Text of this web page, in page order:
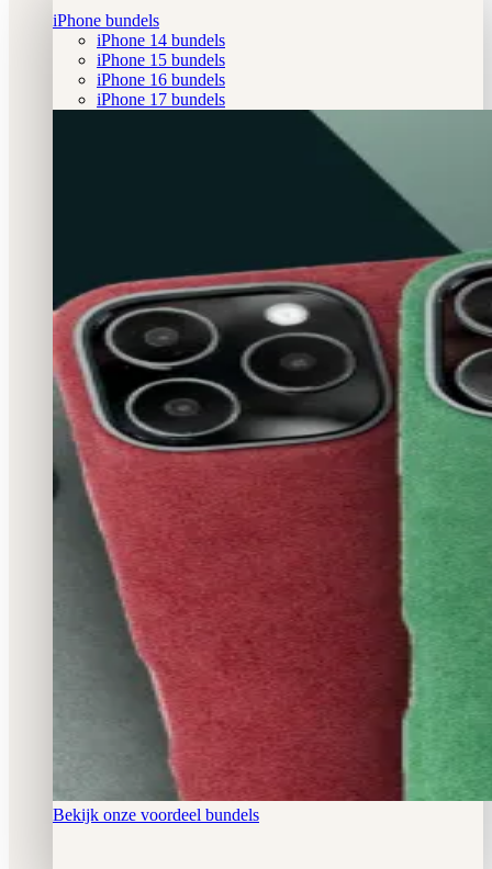
iPhone bundels
iPhone 14 bundels
iPhone 15 bundels
iPhone 16 bundels
iPhone 17 bundels
Bekijk onze voordeel bundels